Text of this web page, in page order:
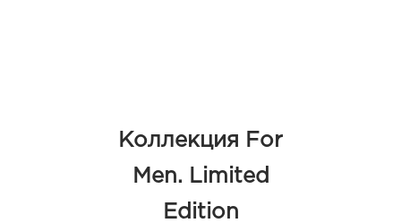
Коллекция For
Men. Limited
Edition